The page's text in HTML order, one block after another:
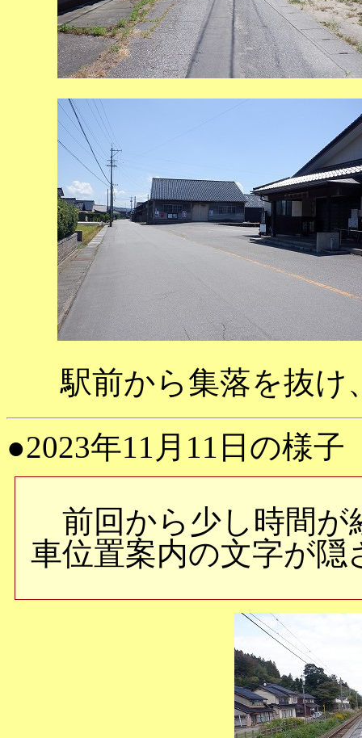
駅前から集落を抜け
●2023年11月11日の様子
前回から少し時間が
車位置案内の文字が隠